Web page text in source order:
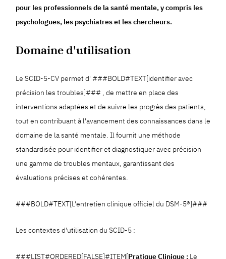
pour les professionnels de la santé mentale, y compris les
psychologues, les psychiatres et les chercheurs.
Domaine d'utilisation
Le SCID-5-CV permet d' ###BOLD#TEXT[identifier avec
précision les troubles]### , de mettre en place des
interventions adaptées et de suivre les progrès des patients,
tout en contribuant à l'avancement des connaissances dans le
domaine de la santé mentale. Il fournit une méthode
standardisée pour identifier et diagnostiquer avec précision
une gamme de troubles mentaux, garantissant des
évaluations précises et cohérentes.
###BOLD#TEXT[L'entretien clinique officiel du DSM-5®]###
Les contextes d'utilisation du SCID-5 :
###LIST#ORDERED[FALSE]#ITEM[Pratique Clinique : Le